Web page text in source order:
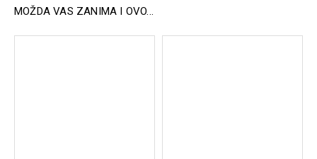
MOŽDA VAS ZANIMA I OVO...